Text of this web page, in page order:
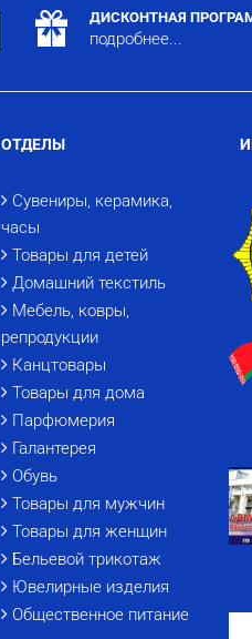
ДИСКОНТНАЯ
подробнее...
ОТДЕЛЫ
Сувениры, керамика,
часы
Товары для детей
Домашний текстиль
Мебель, ковры,
репродукции
Канцтовары
Товары для дома
Парфюмерия
Галантерея
Обувь
Товары для мужчин
Товары для женщин
Бельевой трикотаж
Ювелирные изделия
Общественное питание